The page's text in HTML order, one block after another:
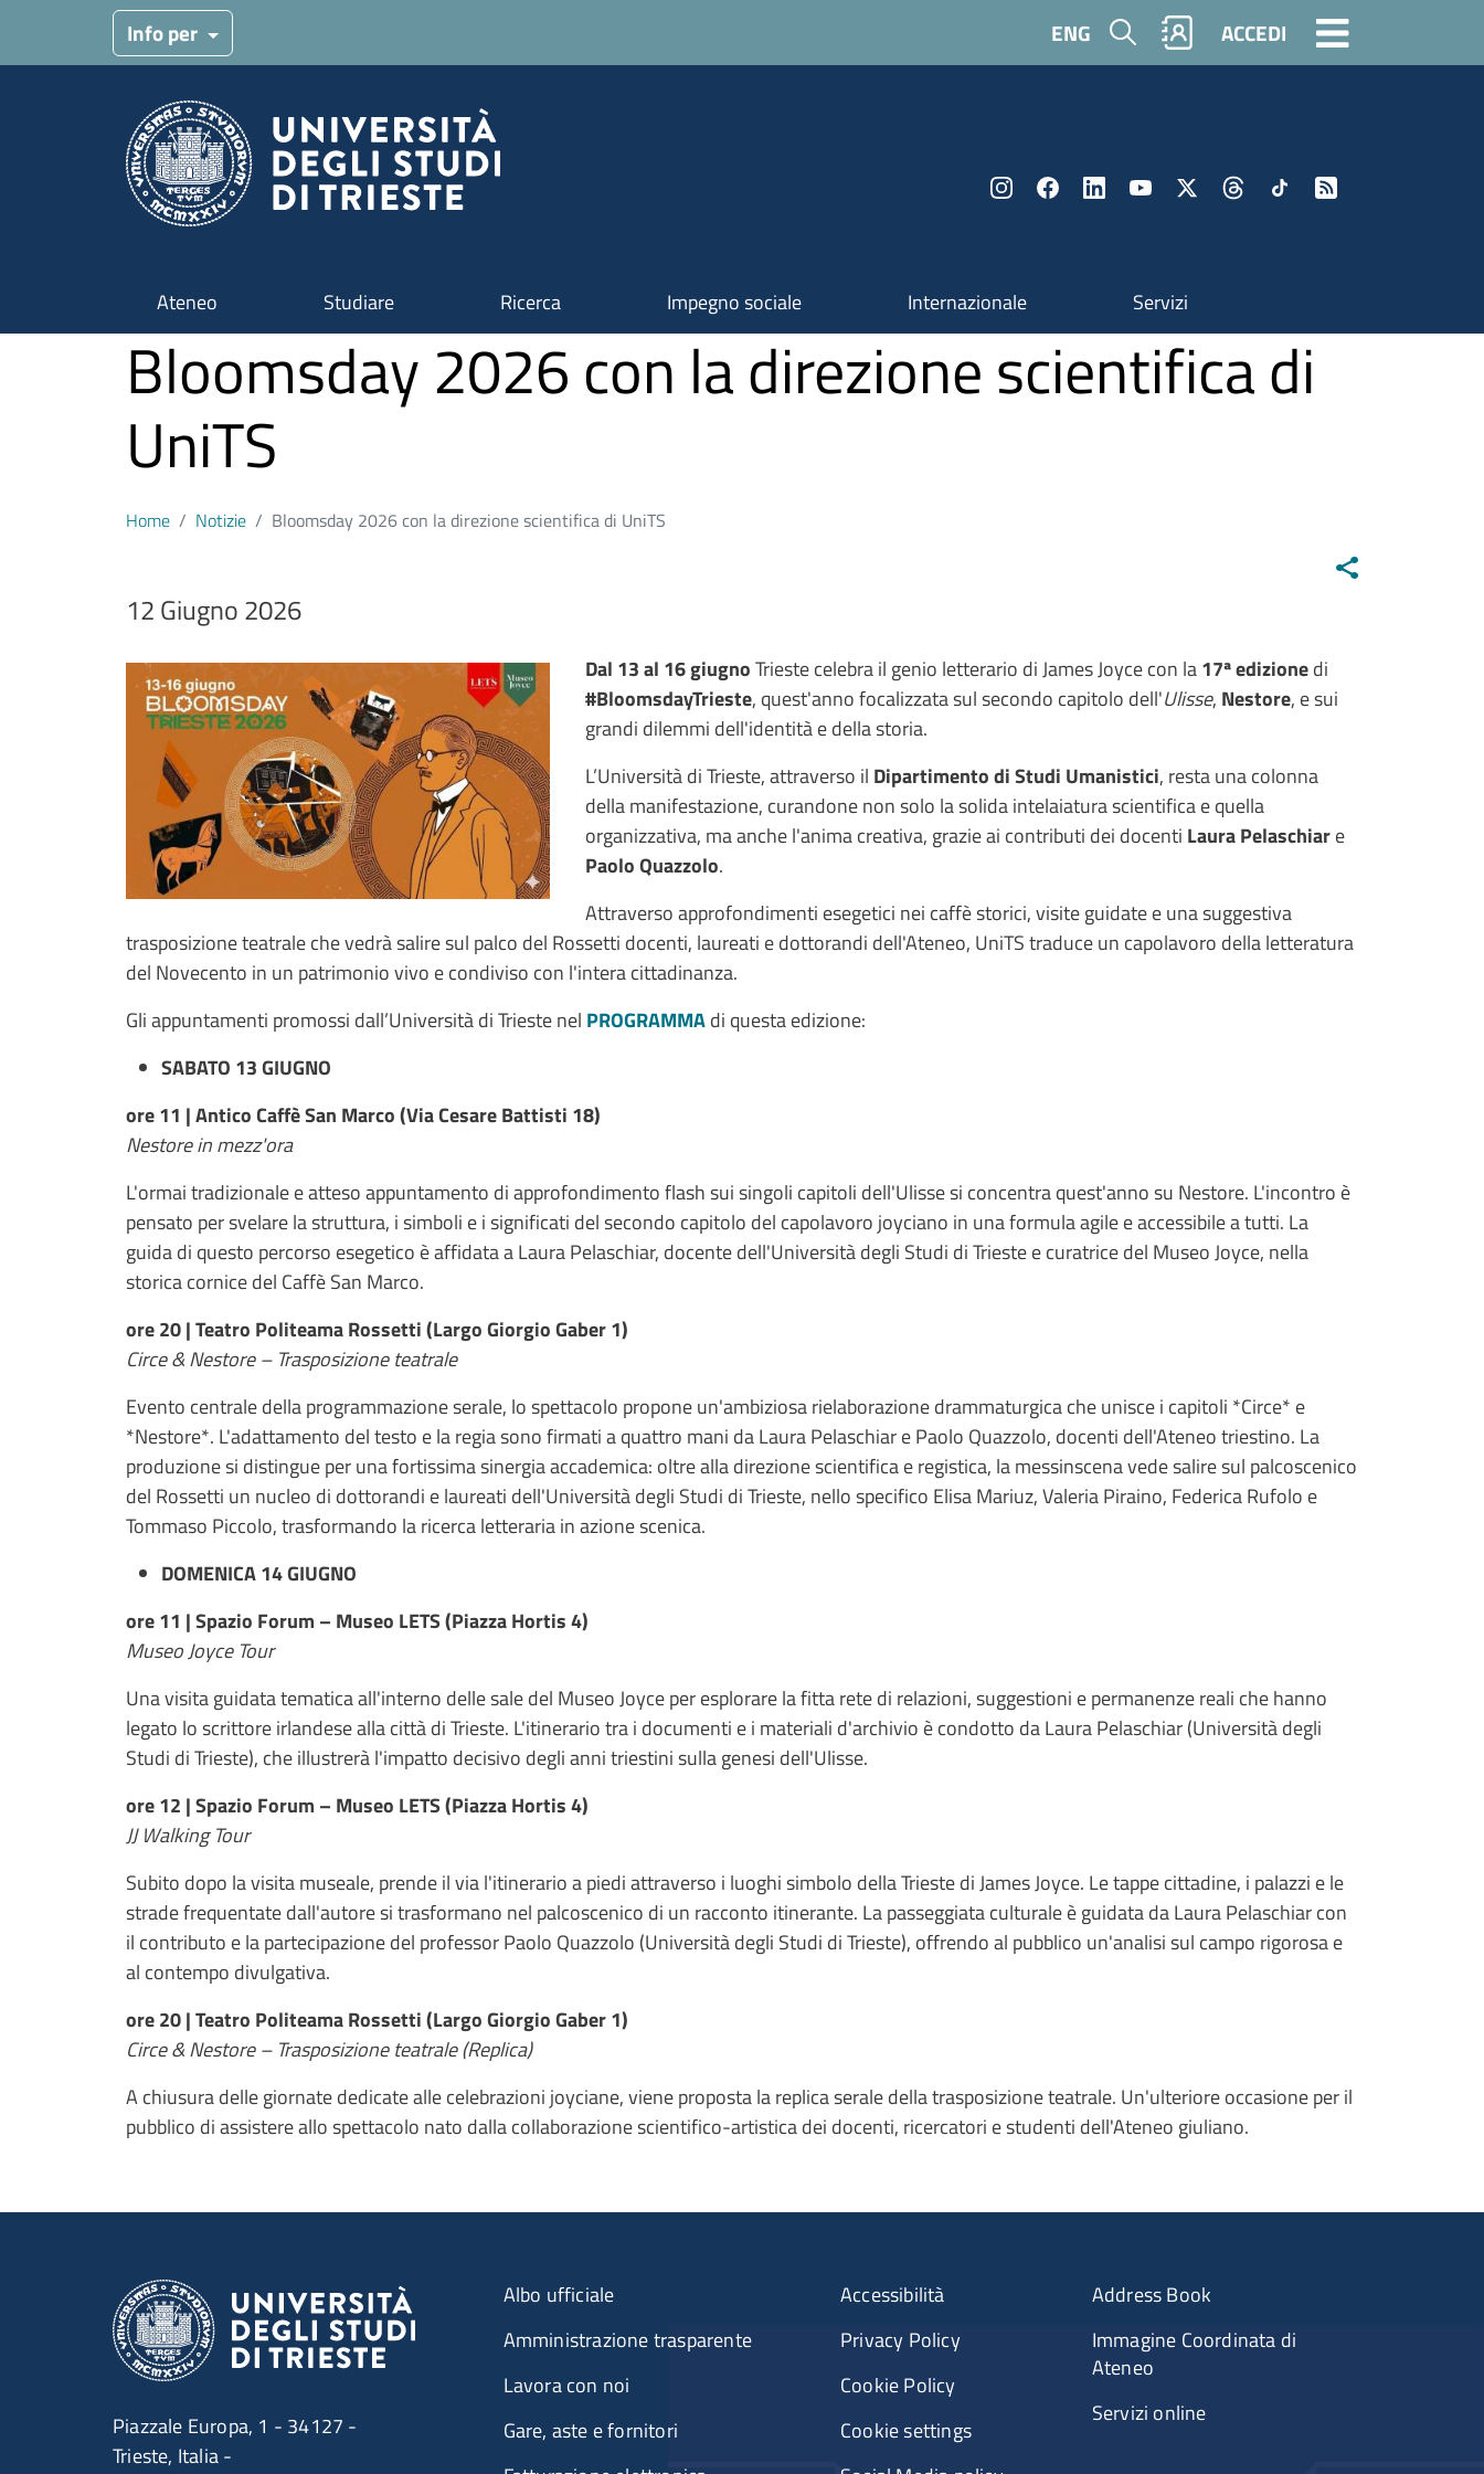
Salta al contenuto principale
Info per ENG Cerca ACCEDI
Ateneo Studiare Ricerca Impegno sociale Internazionale Servizi
Bloomsday 2026 con la direzione scientifica di
UniTS
Home Notizie Bloomsday 2026 con la direzione scientifica di UniTS
12 Giugno 2026
Immagine
Image
Testo notizia Dal 13 al 16 giugnoTrieste celebra il genio letterario di James Joyce con la17ª edizionedi
#BloomsdayTrieste, quest'anno focalizzata sul secondo capitolo dell'Ulisse, Nestore, e sui
grandi dilemmi dell'identità e della storia.
L’Università di Trieste, attraverso il Dipartimento di Studi Umanistici, resta una colonna
della manifestazione, curandone non solo la solida intelaiatura scientifica e quella
organizzativa, ma anche l'anima creativa, grazie ai contributi dei docenti Laura Pelaschiare
Paolo Quazzolo.
Attraverso approfondimenti esegetici nei caffè storici, visite guidate e una suggestiva
trasposizione teatrale che vedrà salire sul palco del Rossetti docenti, laureati e dottorandi dell'Ateneo, UniTS traduce un capolavoro della letteratura
del Novecento in un patrimonio vivo e condiviso con l'intera cittadinanza.
Gli appuntamenti promossi dall’Università di Trieste nel PROGRAMMAdi questa edizione:
SABATO 13 GIUGNO
ore 11 | Antico Caffè San Marco (Via Cesare Battisti 18)
Nestore in mezz'ora
L'ormai tradizionale e atteso appuntamento di approfondimento flash sui singoli capitoli dell'Ulisse si concentra quest'anno su Nestore. L'incontro è
pensato per svelare la struttura, i simboli e i significati del secondo capitolo del capolavoro joyciano in una formula agile e accessibile a tutti. La
guida di questo percorso esegetico è affidata a Laura Pelaschiar, docente dell'Università degli Studi di Trieste e curatrice del Museo Joyce, nella
storica cornice del Caffè San Marco.
ore 20 | Teatro Politeama Rossetti (Largo Giorgio Gaber 1)
Circe & Nestore – Trasposizione teatrale
Evento centrale della programmazione serale, lo spettacolo propone un'ambiziosa rielaborazione drammaturgica che unisce i capitoli *Circe* e
*Nestore*. L'adattamento del testo e la regia sono firmati a quattro mani da Laura Pelaschiar e Paolo Quazzolo, docenti dell'Ateneo triestino. La
produzione si distingue per una fortissima sinergia accademica: oltre alla direzione scientifica e registica, la messinscena vede salire sul palcoscenico
del Rossetti un nucleo di dottorandi e laureati dell'Università degli Studi di Trieste, nello specifico Elisa Mariuz, Valeria Piraino, Federica Rufolo e
Tommaso Piccolo, trasformando la ricerca letteraria in azione scenica.
DOMENICA 14 GIUGNO
ore 11 | Spazio Forum – Museo LETS (Piazza Hortis 4)
Museo Joyce Tour
Una visita guidata tematica all'interno delle sale del Museo Joyce per esplorare la fitta rete di relazioni, suggestioni e permanenze reali che hanno
legato lo scrittore irlandese alla città di Trieste. L'itinerario tra i documenti e i materiali d'archivio è condotto da Laura Pelaschiar (Università degli
Studi di Trieste), che illustrerà l'impatto decisivo degli anni triestini sulla genesi dell'Ulisse.
ore 12 | Spazio Forum – Museo LETS (Piazza Hortis 4)
JJ Walking Tour
Subito dopo la visita museale, prende il via l'itinerario a piedi attraverso i luoghi simbolo della Trieste di James Joyce. Le tappe cittadine, i palazzi e le
strade frequentate dall'autore si trasformano nel palcoscenico di un racconto itinerante. La passeggiata culturale è guidata da Laura Pelaschiar con
il contributo e la partecipazione del professor Paolo Quazzolo (Università degli Studi di Trieste), offrendo al pubblico un'analisi sul campo rigorosa e
al contempo divulgativa.
ore 20 | Teatro Politeama Rossetti (Largo Giorgio Gaber 1)
Circe & Nestore – Trasposizione teatrale (Replica)
A chiusura delle giornate dedicate alle celebrazioni joyciane, viene proposta la replica serale della trasposizione teatrale. Un'ulteriore occasione per il
pubblico di assistere allo spettacolo nato dalla collaborazione scientifico-artistica dei docenti, ricercatori e studenti dell'Ateneo giuliano.
Piazzale Europa, 1 - 34127 -
Trieste, Italia -
Albo ufficiale
Amministrazione trasparente
Lavora con noi
Gare, aste e fornitori
Accessibilità
Privacy Policy
Cookie Policy
Cookie settings
Address Book
Immagine Coordinata di
Ateneo
Servizi online